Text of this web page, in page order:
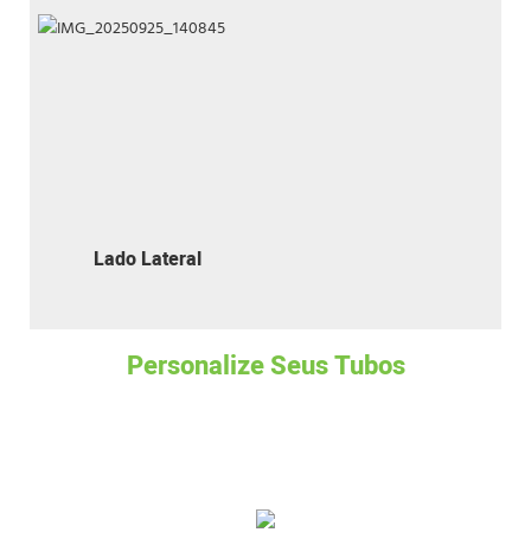
Lado Lateral
Personalize Seus Tubos